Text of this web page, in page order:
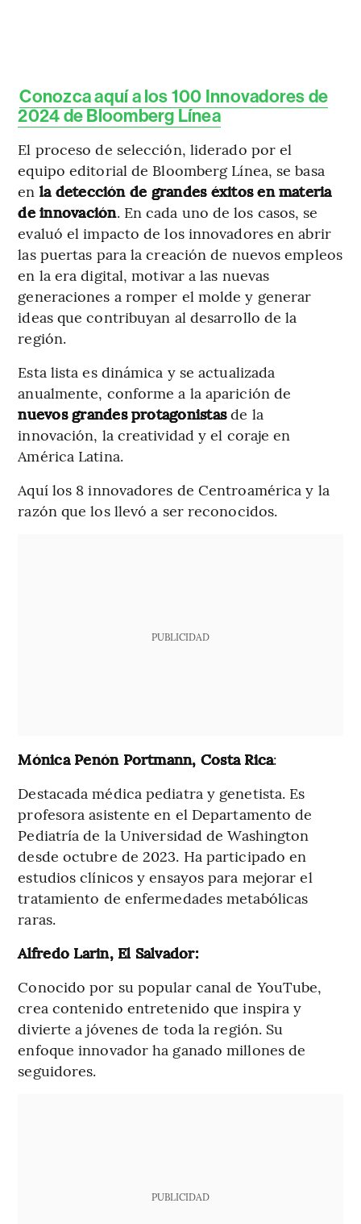
Conozca aquí a los 100 Innovadores de
2024 de Bloomberg Línea
El proceso de selección, liderado por el
equipo editorial de Bloomberg Línea, se basa
en la detección de grandes éxitos en materia
de innovación. En cada uno de los casos, se
evaluó el impacto de los innovadores en abrir
las puertas para la creación de nuevos empleos
en la era digital, motivar a las nuevas
generaciones a romper el molde y generar
ideas que contribuyan al desarrollo de la
región.
Esta lista es dinámica y se actualizada
anualmente, conforme a la aparición de
nuevos grandes protagonistasde la
innovación, la creatividad y el coraje en
América Latina.
Aquí los 8 innovadores de Centroamérica y la
razón que los llevó a ser reconocidos.
PUBLICIDAD
Mónica Penón Portmann, Costa Rica:
Destacada médica pediatra y genetista. Es
profesora asistente en el Departamento de
Pediatría de la Universidad de Washington
desde octubre de 2023. Ha participado en
estudios clínicos y ensayos para mejorar el
tratamiento de enfermedades metabólicas
raras.
Alfredo Larin, El Salvador:
Conocido por su popular canal de YouTube,
crea contenido entretenido que inspira y
divierte a jóvenes de toda la región. Su
enfoque innovador ha ganado millones de
seguidores.
PUBLICIDAD